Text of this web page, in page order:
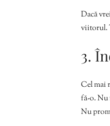
Dacă
viitorul.
3.
Cel mai
fă-o. Nu
Nu